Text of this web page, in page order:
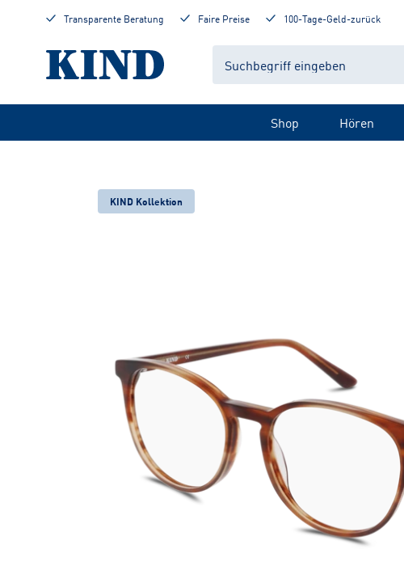
Transparente Beratung Faire Preise 100-Tage-Geld-zurück
Shop Hören
KIND Kollektion